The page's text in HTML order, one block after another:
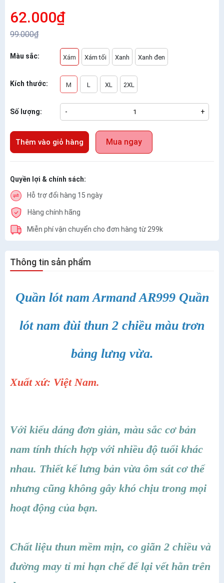
62.000₫
99.000₫
Màu sắc: Xám Xám tối Xanh Xanh đen
Kích thước: M L XL 2XL
Số lượng: - +
Thêm vào giỏ hàng Mua ngay
Quyền lợi & chính sách:
Hỗ trợ đổi hàng 15 ngày
Hàng chính hãng
Miễn phí vận chuyển cho đơn hàng từ 299k
Thông tin sản phẩm
Quần lót nam Armand AR999 Quần
lót nam đùi thun 2 chiều màu trơn
bảng lưng vừa.
Xuất xứ: Việt Nam.
Với kiểu dáng đơn giản, màu sắc cơ bản
nam tính thích hợp với nhiều độ tuổi khác
nhau. Thiết kế lưng bản vừa ôm sát cơ thể
nhưng cũng không gây khó chịu trong mọi
hoạt động của bạn.
Chất liệu thun mềm mịn, co giãn 2 chiều và
đường may tỉ mỉ hạn chế để lại vết hằn trên